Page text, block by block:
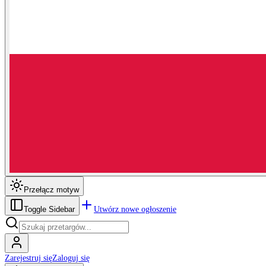
Przełącz motyw
Toggle Sidebar Utwórz nowe ogłoszenie
Zarejestruj sięZaloguj się